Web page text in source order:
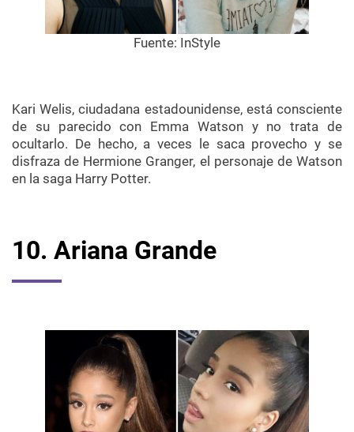
Fuente: InStyle
Kari Welis, ciudadana estadounidense, está consciente
de su parecido con Emma Watson y no trata de
ocultarlo. De hecho, a veces le saca provecho y se
disfraza de Hermione Granger, el personaje de Watson
en la saga Harry Potter.
10. Ariana Grande